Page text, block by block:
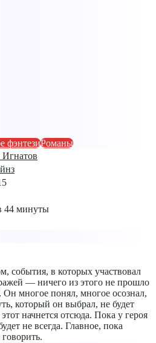
фэнтезиРоманы
44 минуты
события, в которых участвовал
— ничего из этого не прошло
Он многое понял, многое осознал,
который он выбрал, не будет
начнется отсюда. Пока у героя
не всегда. Главное, пока